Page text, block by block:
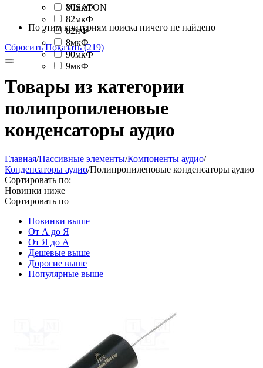
80мкФ
82мкФ
82нФ
8мкФ
90мкФ
9мкФ
VISATON
По этим критериям поиска ничего не найдено
Сбросить Показать (219)
Товары из категории
полипропиленовые
конденсаторы аудио
Главная/Пассивные элементы/Компоненты аудио/
Конденсаторы аудио/Полипропиленовые конденсаторы аудио
Сортировать по:
Новинки ниже
Сортировать по
Новинки выше
От А до Я
От Я до А
Дешевые выше
Дорогие выше
Популярные выше